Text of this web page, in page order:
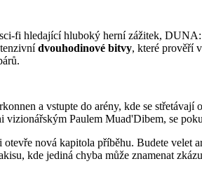
fi hledající hluboký herní zážitek,
dvouhodinové bitvy, které prověří
a vstupte do arény, kde se
Paulem Muad'Dibem, se
nová kapitola příběhu. Budete
kde jediná chyba může znamenat